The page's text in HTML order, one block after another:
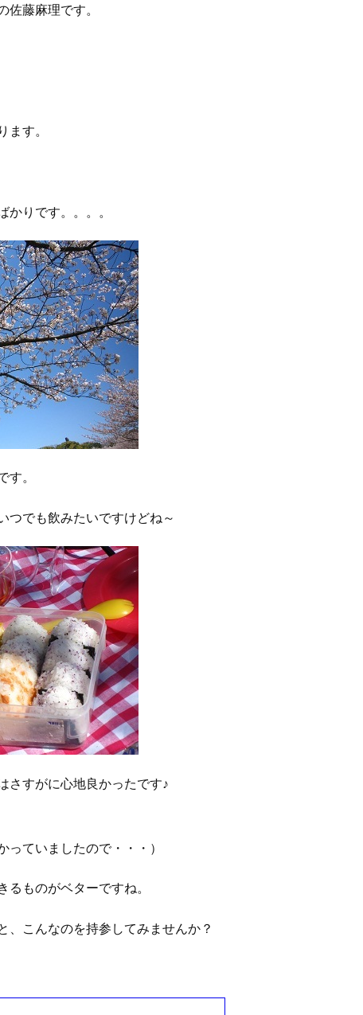
佐藤麻理です。
す。
りです。。。。
。
つでも飲みたいですけどね～
さすがに心地良かったです♪
っていましたので・・・）
ものがベターですね。
、こんなのを持参してみませんか？